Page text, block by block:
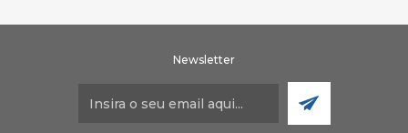
Newsletter